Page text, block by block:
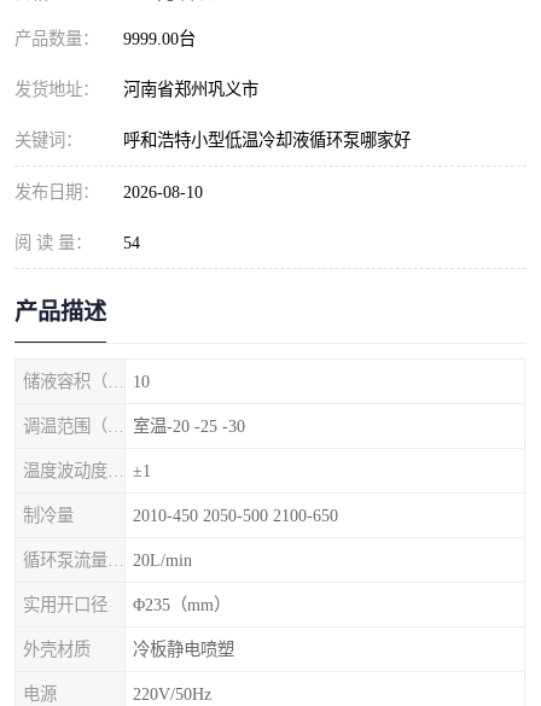
产品数量： 9999.00台
发货地址： 河南省郑州巩义市
关键词： 呼和浩特小型低温冷却液循环泵哪家好
发布日期： 2026-08-10
阅 读 量： 54
产品描述
10
室温-20 -25 -30
±1
制冷量 2010-450 2050-500 2100-650
20L/min
实用开口径 Φ235（mm）
外壳材质 冷板静电喷塑
电源 220V/50Hz